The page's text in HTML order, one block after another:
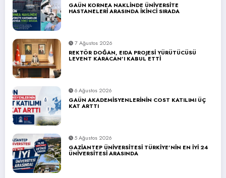
GAÜN KORNEA NAKLİNDE ÜNİVERSİTE
HASTANELERİ ARASINDA İKİNCİ SIRADA
7 Ağustos 2026
REKTÖR DOĞAN, EIDA PROJESİ YÜRÜTÜCÜSÜ
LEVENT KARACAN’I KABUL ETTİ
6 Ağustos 2026
GAÜN AKADEMİSYENLERİNİN COST KATILIMI ÜÇ
KAT ARTTI
5 Ağustos 2026
GAZİANTEP ÜNİVERSİTESİ TÜRKİYE’NİN EN İYİ 24
ÜNİVERSİTESİ ARASINDA